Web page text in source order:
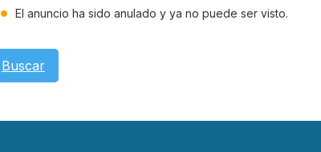
El anuncio ha sido anulado y ya no puede ser visto.
Buscar